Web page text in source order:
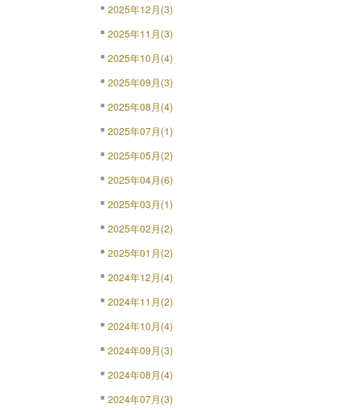
2025年12月(3)
2025年11月(3)
2025年10月(4)
2025年09月(3)
2025年08月(4)
2025年07月(1)
2025年05月(2)
2025年04月(6)
2025年03月(1)
2025年02月(2)
2025年01月(2)
2024年12月(4)
2024年11月(2)
2024年10月(4)
2024年09月(3)
2024年08月(4)
2024年07月(3)